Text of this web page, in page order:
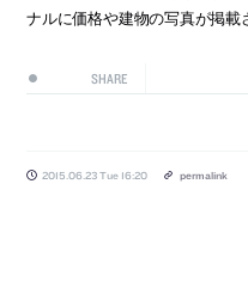
ナルに価格や建物の写真が掲載
SHARE
2015.06.23 Tue 16:20 permalink